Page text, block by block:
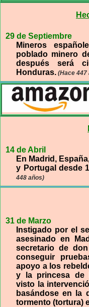
29 de Septiembre
Mineros
poblado minero
después será
Honduras. (Hace 447
14 de Abril
En Madrid,
y Portugal desde
448 años)
31 de Marzo
Instigado por el
asesinado en
secretario de
conseguir
apoyo a los
y la princesa de
visto la
basándose en la
tormento (tortura)